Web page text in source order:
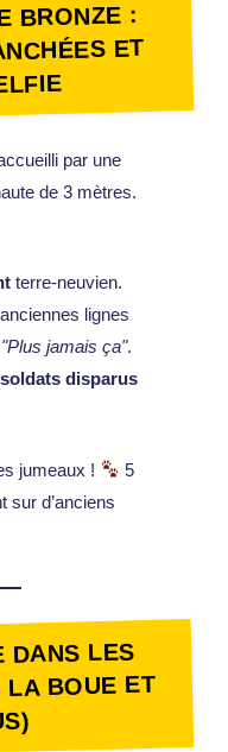
BRONZE :
ET
par une
de 3 mètres.
terre-neuvien.
lignes
"Plus jamais ça".
disparus
jumeaux !
5
sur d’anciens
DANS LES
LA BOUE ET